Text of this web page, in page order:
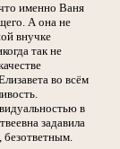
именно Ваня
А она не
внучке
так не
во всём
в
задавила
безответным.